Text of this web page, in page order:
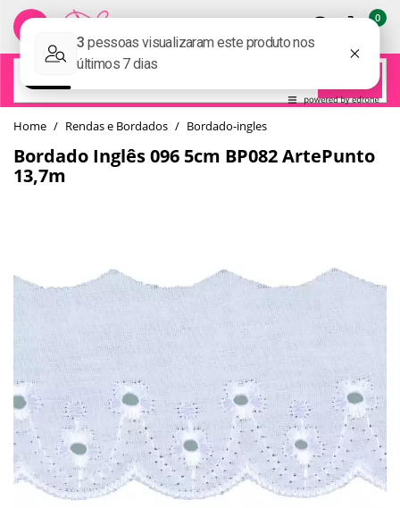
0
home Rendas e Bordados bordado-ingles
Bordado Inglês 096 5cm BP082 ArtePunto
13,7m